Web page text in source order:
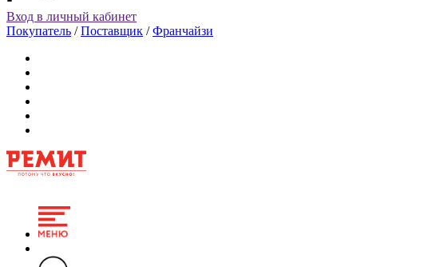
Вход в личный кабинет
Покупатель /Поставщик /Франчайзи